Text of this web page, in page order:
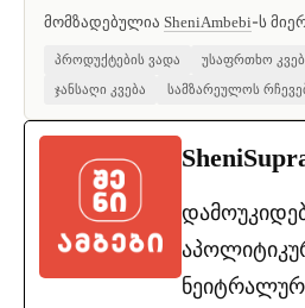
მომზადებულია SheniAmbebi-ს
პროდუქტების ვადა უსაფრთხო
ჯანსაღი კვება
სამზარეულოს